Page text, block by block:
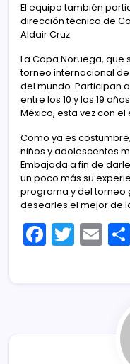
El equipo también
dirección técnica de
Aldair Cruz.
La Copa Noruega, que
torneo internacional
del mundo. Participan
entre los 10 y los 19
México, esta vez con
Como ya es
niños y adolescentes
Embajada a fin de
un poco más su
programa y del torneo
desearles el mejor de
F
a
T
w
E
m